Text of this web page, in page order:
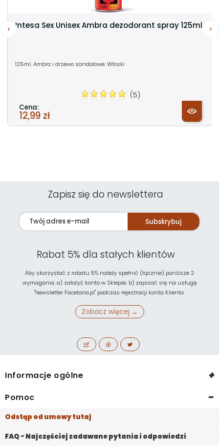
Intesa Sex Unisex Ambra dezodorant spray 125ml
125ml. Ambra i drzewo sandałowe. Włoski
(5)
Cena:
12,99 zł
Zapisz się do newslettera
Subskrybuj
Rabat 5% dla stałych klientów
Aby skorzystać z rabatu 5% należy spełnić (łącznie) poniższe 2
wymagania: a) założyć konto w Sklepie; b) zapisać się na usługę
"Newsletter Facetaria.pl" podczas rejestracji konta Klienta.
Zobacz więcej →
Informacje ogólne +
Pomoc -
Odstąp od umowy tutaj
FAQ - Najczęściej zadawane pytania i odpowiedzi